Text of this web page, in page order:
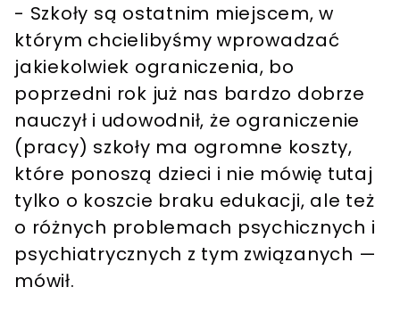
- Szkoły są ostatnim miejscem, w
którym chcielibyśmy wprowadzać
jakiekolwiek ograniczenia, bo
poprzedni rok już nas bardzo dobrze
nauczył i udowodnił, że ograniczenie
(pracy) szkoły ma ogromne koszty,
które ponoszą dzieci i nie mówię tutaj
tylko o koszcie braku edukacji, ale też
o różnych problemach psychicznych i
psychiatrycznych z tym związanych —
mówił.